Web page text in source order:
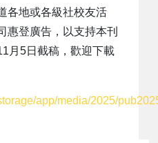
各地或各級社校友活
惠登廣告，以支持本刊
月5日截稿，歡迎下載
app/media/2025/